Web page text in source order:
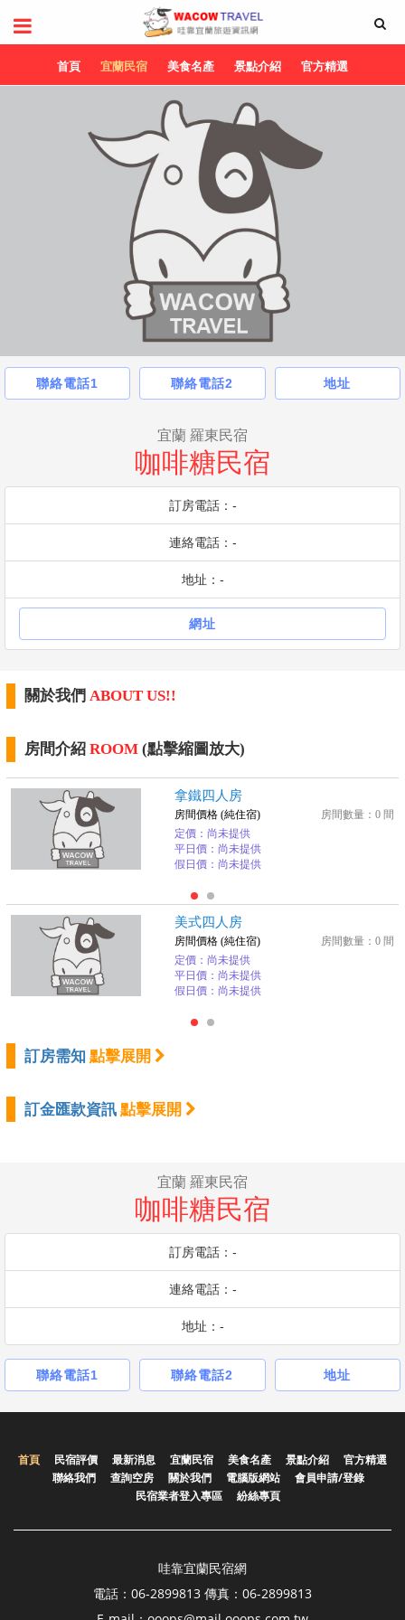
首頁 宜蘭民宿 美食名產 景點介紹 官方精選
聯絡電話1 聯絡電話2 地址
宜蘭 羅東民宿
咖啡糖民宿
訂房電話：-
連絡電話：-
地址：-
網址
關於我們 ABOUT US!!
房間介紹 ROOM (點擊縮圖放大)
拿鐵四人房
房間數量：0 間
房間價格 (純住宿)
定價：尚未提供
平日價：尚未提供
假日價：尚未提供
美式四人房
房間數量：0 間
房間價格 (純住宿)
定價：尚未提供
平日價：尚未提供
假日價：尚未提供
訂房需知 點擊展開
訂金匯款資訊 點擊展開
宜蘭 羅東民宿
咖啡糖民宿
訂房電話：-
連絡電話：-
地址：-
聯絡電話1 聯絡電話2 地址
首頁 民宿評價 最新消息 宜蘭民宿 美食名產 景點介紹
官方精選
聯絡我們
查詢空房 關於我們 電腦版網站
會員申請/登錄
民宿業者登入專區
紛絲專頁
哇靠宜蘭民宿網
電話：06-2899813 傳真：06-2899813